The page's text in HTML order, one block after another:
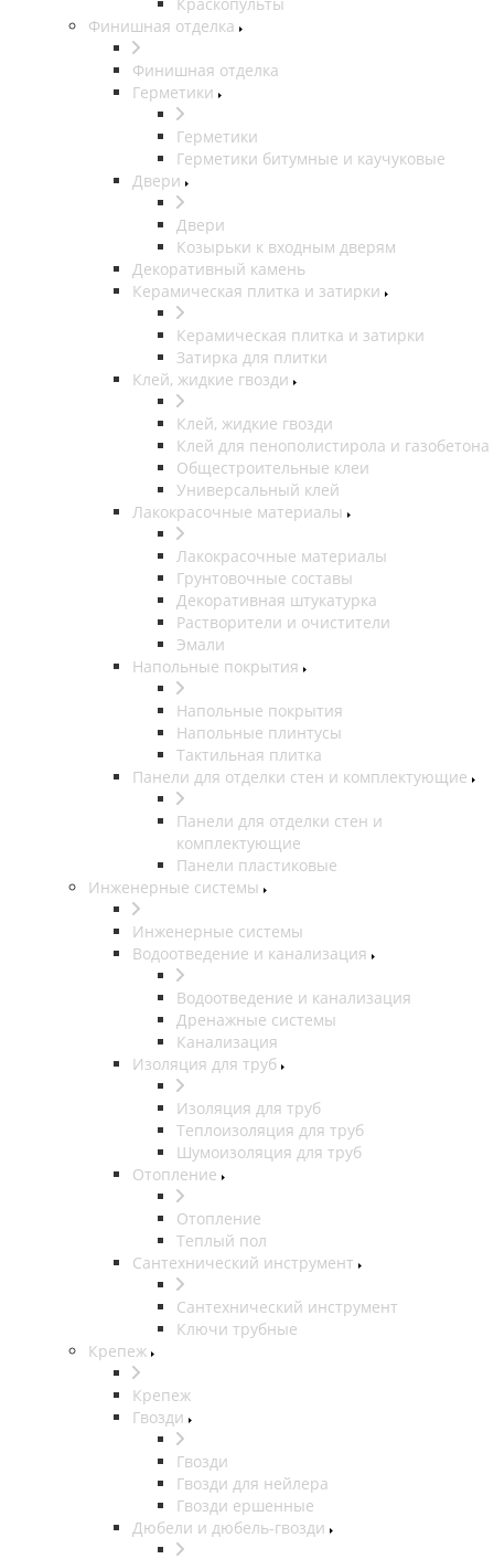
Финишная отделка
Финишная отделка
Герметики
Герметики
Герметики битумные и каучуковые
Двери
Двери
Козырьки к входным дверям
Декоративный камень
Керамическая плитка и затирки
Керамическая плитка и затирки
Затирка для плитки
Клей, жидкие гвозди
Клей, жидкие гвозди
Клей для пенополистирола и газобетона
Общестроительные клеи
Универсальный клей
Лакокрасочные материалы
Лакокрасочные материалы
Грунтовочные составы
Декоративная штукатурка
Растворители и очистители
Эмали
Напольные покрытия
Напольные покрытия
Напольные плинтусы
Тактильная плитка
Панели для отделки стен и комплектующие
Панели для отделки стен и
комплектующие
Панели пластиковые
Инженерные системы
Инженерные системы
Водоотведение и канализация
Водоотведение и канализация
Дренажные системы
Канализация
Изоляция для труб
Изоляция для труб
Теплоизоляция для труб
Шумоизоляция для труб
Отопление
Отопление
Теплый пол
Сантехнический инструмент
Сантехнический инструмент
Ключи трубные
Крепеж
Крепеж
Гвозди
Гвозди
Гвозди для нейлера
Гвозди ершенные
Дюбели и дюбель-гвозди